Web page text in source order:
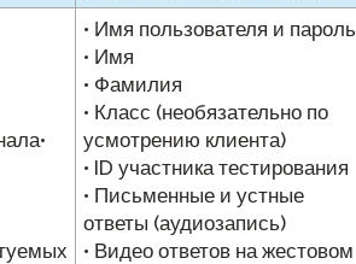
• Имя пользователя и пароль
• Имя
• Фамилия
• Класс (необязательно по
усмотрению клиента)
• ID участника тестирования
• Письменные и устные
ответы (аудиозапись)
• Видео ответов на жестовом